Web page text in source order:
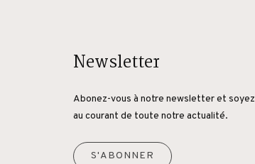
Newsletter
Abonez-vous à notre newsletter et soyez
au courant de toute notre actualité.
S'ABONNER